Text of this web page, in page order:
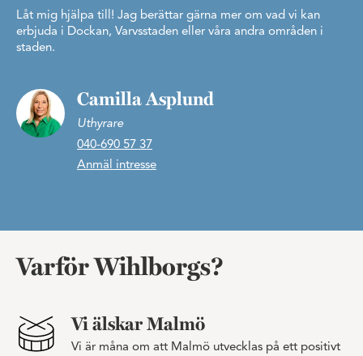
Låt mig hjälpa till! Jag berättar gärna mer om vad vi kan
erbjuda i Dockan, Varvsstaden eller våra andra områden i
staden.
Camilla Asplund
Uthyrare
040-690 57 37
Anmäl intresse
Varför Wihlborgs?
Vi älskar Malmö
Vi är måna om att Malmö utvecklas på ett positivt